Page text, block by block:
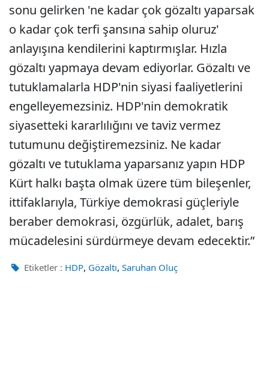
sonu gelirken 'ne kadar çok gözaltı yaparsak
o kadar çok terfi şansına sahip oluruz'
anlayışına kendilerini kaptırmışlar. Hızla
gözaltı yapmaya devam ediyorlar. Gözaltı ve
tutuklamalarla HDP'nin siyasi faaliyetlerini
engelleyemezsiniz. HDP'nin demokratik
siyasetteki kararlılığını ve taviz vermez
tutumunu değiştiremezsiniz. Ne kadar
gözaltı ve tutuklama yaparsanız yapın HDP
Kürt halkı başta olmak üzere tüm bileşenler,
ittifaklarıyla, Türkiye demokrasi güçleriyle
beraber demokrasi, özgürlük, adalet, barış
mücadelesini sürdürmeye devam edecektir.”
Etiketler : HDP, Gözaltı, Saruhan Oluç